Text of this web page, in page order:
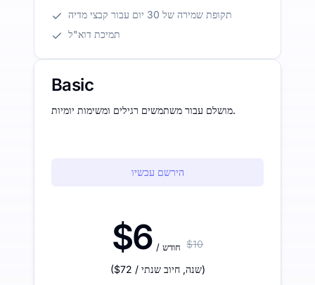
תקופת שמירה של 30 יום עבור קבצי מדיה
תמיכת דוא"ל
Basic
מושלם עבור משתמשים רגילים ומשימות יומיות.
הירשם עכשיו
$6 / חודש $10
($72 / שנה, חיוב שנתי )